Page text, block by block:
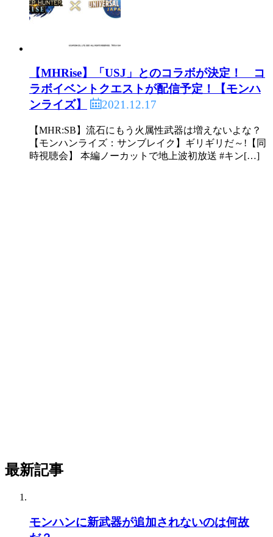
【MHRise】「USJ」とのコラボが決定！ コ
ラボイベントクエストが配信予定！【モンハ
ンライズ】
2021.12.17
【MHR:SB】流石にもう火属性武器は増えないよな？
【モンハンライズ：サンブレイク】ギリギリだ～!【同
時視聴会】 本編ノーカットで地上波初放送 #キン[…]
最新記事
モンハンに新武器が追加されないのは何故